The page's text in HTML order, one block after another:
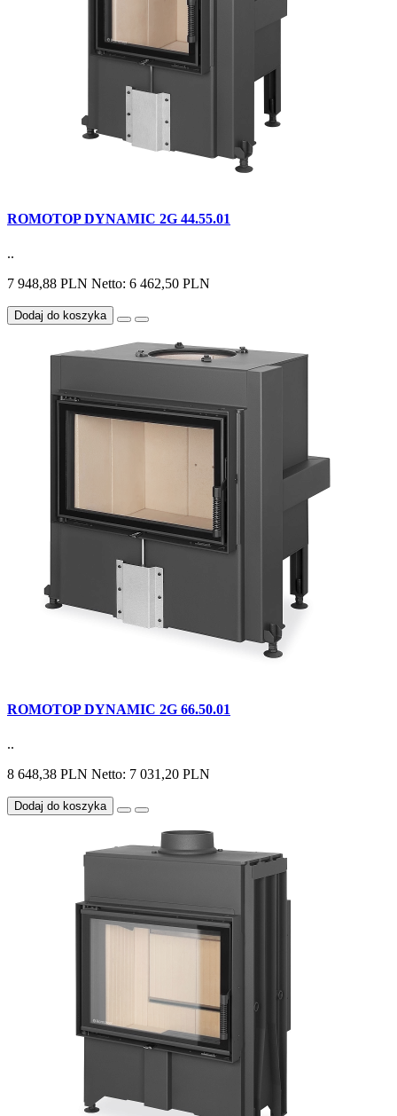
ROMOTOP DYNAMIC 2G 44.55.01
..
7 948,88 PLN Netto: 6 462,50 PLN
Dodaj do koszyka
ROMOTOP DYNAMIC 2G 66.50.01
..
8 648,38 PLN Netto: 7 031,20 PLN
Dodaj do koszyka